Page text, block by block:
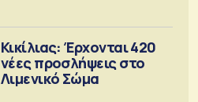
Κικίλιας: Έρχονται 420
νέες προσλήψεις στο
Λιμενικό Σώμα